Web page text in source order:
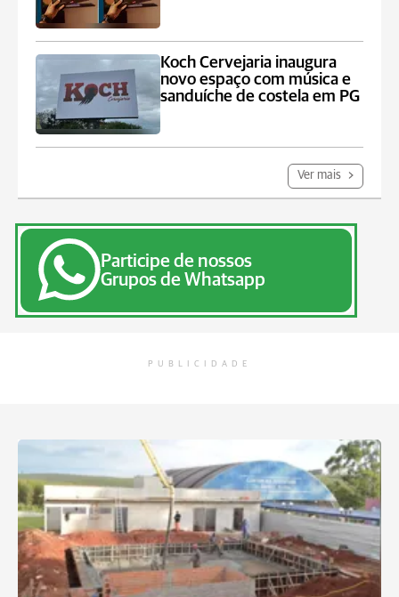
Koch Cervejaria inaugura
novo espaço com música e
sanduíche de costela em PG
Ver mais
Participe de nossos
Grupos de Whatsapp
PUBLICIDADE